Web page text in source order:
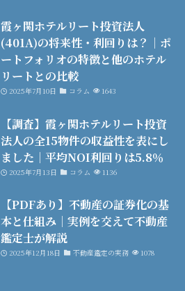
霞ヶ関ホテルリート投資法人
(401A)の将来性・利回りは？│ポ
ートフォリオの特徴と他のホテル
リートとの比較
2025年7月10日 コラム 1643
【調査】霞ヶ関ホテルリート投資
法人の全15物件の収益性を表にし
ました│平均NOI利回りは5.8％
2025年7月13日 コラム 1136
【PDFあり】不動産の証券化の基
本と仕組み│実例を交えて不動産
鑑定士が解説
2025年12月18日 不動産鑑定の実務 1078